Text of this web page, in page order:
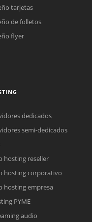
online.
Complete el formulario
tarjetas
de folletos
flyer
dedicados
semi-dedicados
hosting reseller
hosting corporativo
hosting empresa
PYME
audio